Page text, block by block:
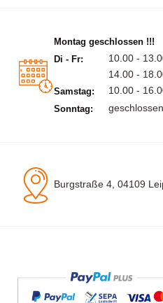
Montag geschlossen !!!
Di - Fr:
10.00 -
14.00 -
Samstag: 10.00 -
Sonntag: geschlossen
Burgstraße 4, 04109